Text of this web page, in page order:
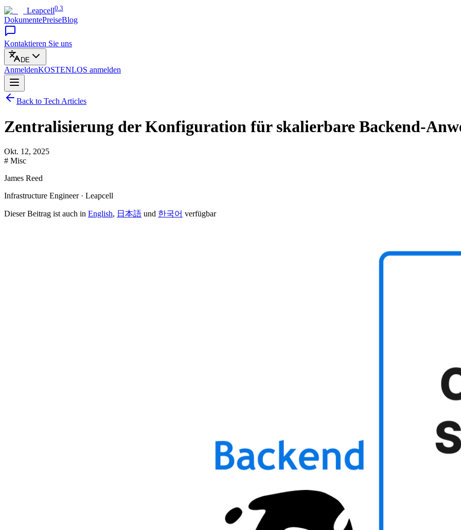
Leapcell0.3
DokumentePreiseBlog
Kontaktieren Sie uns
DE
AnmeldenKOSTENLOS anmelden
Back to Tech Articles
Zentralisierung der Konfiguration für skalierbare Backend-
Okt. 12, 2025
# Misc
James Reed
Infrastructure Engineer · Leapcell
Dieser Beitrag ist auch in English, 日本語 und 한국어 verfügbar